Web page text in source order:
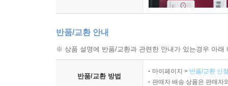
반품/교환 안내
※ 상품 설명에 반품/교환과 관련한 안내가 있는경우 아
반품/교환 방법
마이페이지 > 반품/교환 신
판매자 배송 상품은 판매자